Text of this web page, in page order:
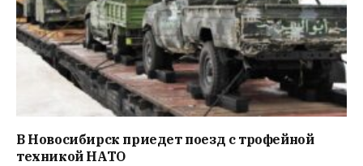
В Новосибирск приедет поезд с трофейной
техникой НАТО